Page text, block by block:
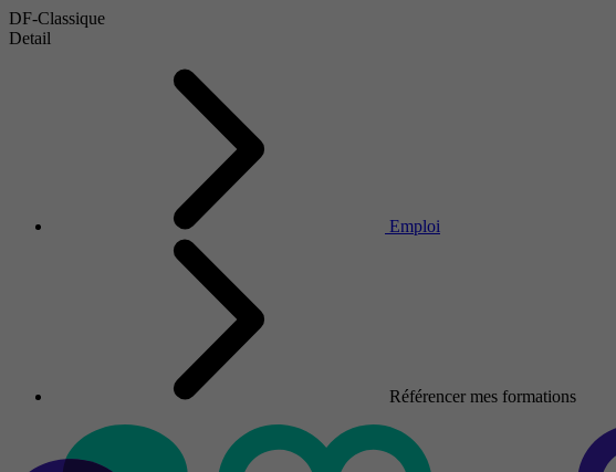
DF-Classique
Detail
Emploi
Référencer mes formations